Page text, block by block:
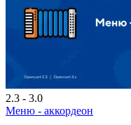
2.3 - 3.0
Меню - аккордеон